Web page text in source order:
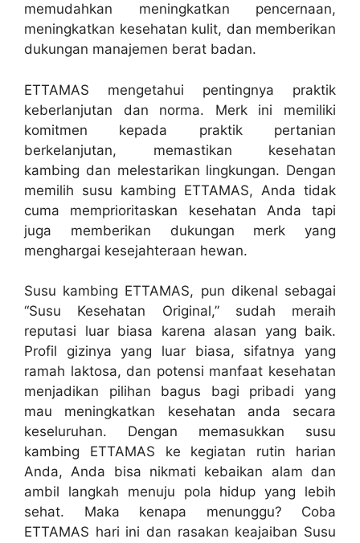
memudahkan meningkatkan pencernaan,
meningkatkan kesehatan kulit, dan memberikan
dukungan manajemen berat badan.
ETTAMAS mengetahui pentingnya praktik
keberlanjutan dan norma. Merk ini memiliki
komitmen kepada praktik pertanian
berkelanjutan, memastikan kesehatan
kambing dan melestarikan lingkungan. Dengan
memilih susu kambing ETTAMAS, Anda tidak
cuma memprioritaskan kesehatan Anda tapi
juga memberikan dukungan merk yang
menghargai kesejahteraan hewan.
Susu kambing ETTAMAS, pun dikenal sebagai
“Susu Kesehatan Original,” sudah meraih
reputasi luar biasa karena alasan yang baik.
Profil gizinya yang luar biasa, sifatnya yang
ramah laktosa, dan potensi manfaat kesehatan
menjadikan pilihan bagus bagi pribadi yang
mau meningkatkan kesehatan anda secara
keseluruhan. Dengan memasukkan susu
kambing ETTAMAS ke kegiatan rutin harian
Anda, Anda bisa nikmati kebaikan alam dan
ambil langkah menuju pola hidup yang lebih
sehat. Maka kenapa menunggu? Coba
ETTAMAS hari ini dan rasakan keajaiban Susu